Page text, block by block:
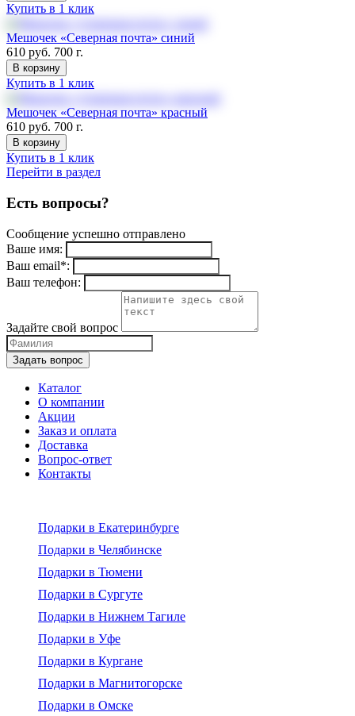
Купить в 1 клик
Мешочек «Северная почта» синий
610 руб. 700 г.
В корзину
Купить в 1 клик
Мешочек «Северная почта» красный
610 руб. 700 г.
В корзину
Купить в 1 клик
Перейти в раздел
Есть вопросы?
Сообщение успешно отправлено
Ваше имя:
Ваш email*:
Ваш телефон:
Задайте свой вопрос
Задать вопрос
Каталог
О компании
Акции
Заказ и оплата
Доставка
Вопрос-ответ
Контакты
Подарки в Екатеринбурге
Подарки в Челябинске
Подарки в Тюмени
Подарки в Сургуте
Подарки в Нижнем Тагиле
Подарки в Уфе
Подарки в Кургане
Подарки в Магнитогорске
Подарки в Омске